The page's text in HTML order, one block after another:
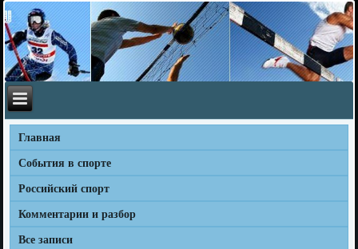
Главная
События в спорте
Российский спорт
Комментарии и разбор
Все записи